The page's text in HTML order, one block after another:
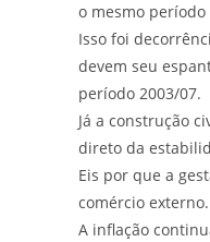
o mesmo
Isso foi
devem seu
período 2003/07.
Já a construção
direto da
Eis por que a
comércio externo.
A inflação